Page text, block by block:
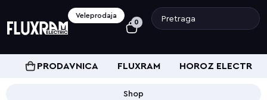
Veleprodaja
0
PRODAVNICA FLUXRAM HOROZ ELECTRIC
Shop